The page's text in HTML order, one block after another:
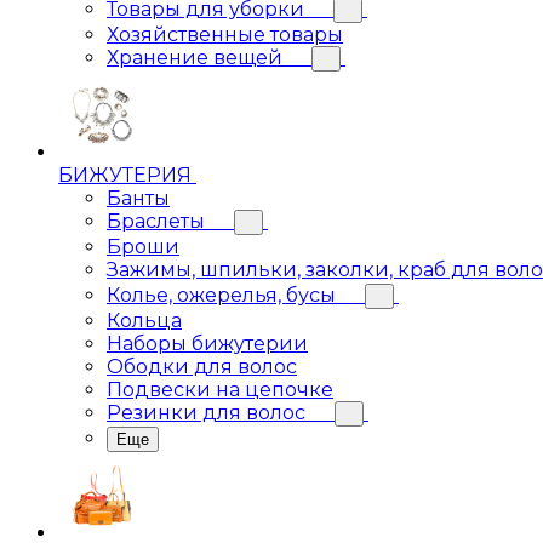
Товары для уборки
Хозяйственные товары
Хранение вещей
БИЖУТЕРИЯ
Банты
Браслеты
Броши
Зажимы, шпильки, заколки, краб для
Колье, ожерелья, бусы
Кольца
Наборы бижутерии
Ободки для волос
Подвески на цепочке
Резинки для волос
Еще